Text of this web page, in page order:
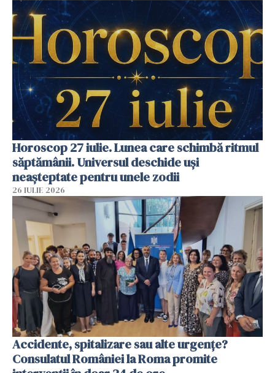
Horoscop 27 iulie. Lunea care schimbă ritmul
săptămânii. Universul deschide uși
neașteptate pentru unele zodii
26 IULIE 2026
Accidente, spitalizare sau alte urgențe?
Consulatul României la Roma promite